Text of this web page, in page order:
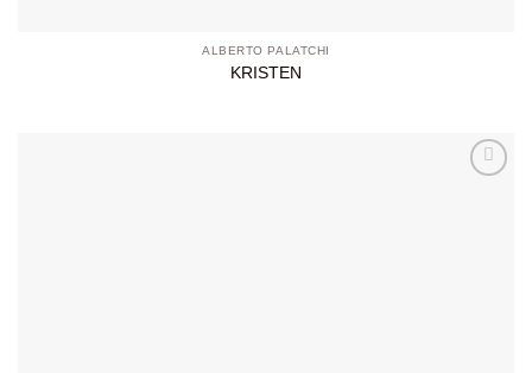
ALBERTO PALATCHI
KRISTEN